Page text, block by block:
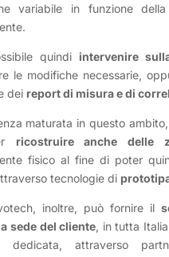
variabile in funzione
quindi intervenire
le modifiche necessarie,
dei report di misura e di
maturata in questo
ricostruire anche delle
fisico al fine di poter
tecnologie di
inoltre, può fornire il
sede del cliente, in tutta
dedicata, attraverso